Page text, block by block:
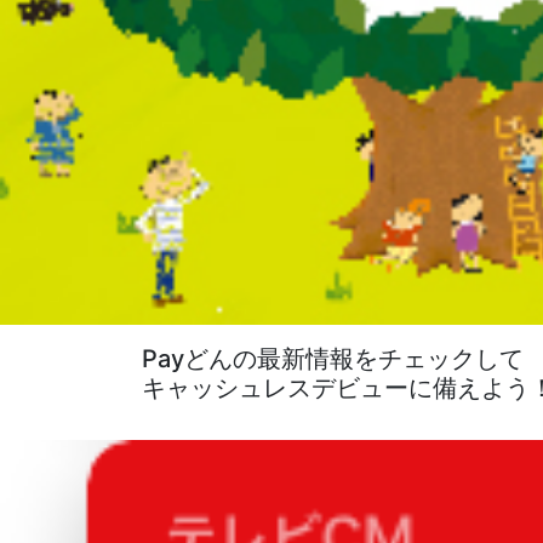
Payどんの最新情報をチェックして
キャッシュレスデビューに備えよう